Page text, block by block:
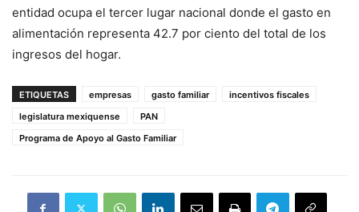
entidad ocupa el tercer lugar nacional donde el gasto en
alimentación representa 42.7 por ciento del total de los
ingresos del hogar.
ETIQUETAS empresas gasto familiar
incentivos fiscales
legislatura mexiquense
PAN
Programa de Apoyo al Gasto Familiar